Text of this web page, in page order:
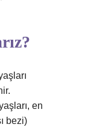
en
bezi)